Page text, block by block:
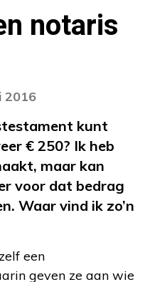
notaris
2016
kunt
€ 250? Ik heb
maar kan
voor dat bedrag
Waar vind ik zo’n
een
geven ze aan wie